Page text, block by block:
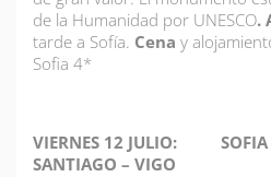
de la Humanidad por UNESCO.
tarde a Sofía. Cena y
Sofia 4*
VIERNES 12 JULIO: SOFIA
SANTIAGO – VIGO